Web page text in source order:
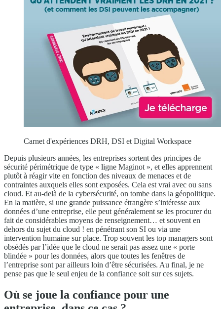
Carnet d'expériences DRH, DSI et Digital Workspace
Depuis plusieurs années, les entreprises sortent des principes de
sécurité périmétrique de type « ligne Maginot », et elles apprennent
plutôt à réagir vite en fonction des niveaux de menaces et de
contraintes auxquels elles sont exposées. Cela est vrai avec ou sans
cloud. Et au-delà de la cybersécurité, on tombe dans la géopolitique.
En la matière, si une grande puissance étrangère s’intéresse aux
données d’une entreprise, elle peut généralement se les procurer du
fait de considérables moyens de renseignement… et souvent en
dehors du sujet du cloud ! en pénétrant son SI ou via une
intervention humaine sur place. Trop souvent les top managers sont
obsédés par l’idée que le cloud ne serait pas assez une « porte
blindée » pour les données, alors que toutes les fenêtres de
l’entreprise sont par ailleurs loin d’être sécurisées. Au final, je ne
pense pas que le seul enjeu de la confiance soit sur ces sujets.
Où se joue la confiance pour une